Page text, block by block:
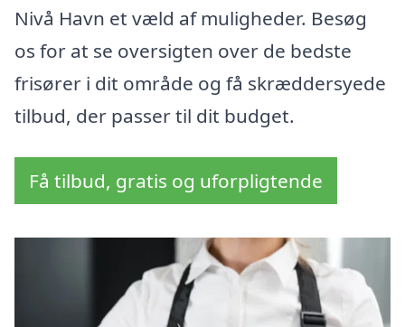
Nivå Havn et væld af muligheder. Besøg
os for at se oversigten over de bedste
frisører i dit område og få skræddersyede
tilbud, der passer til dit budget.
Få tilbud, gratis og uforpligtende